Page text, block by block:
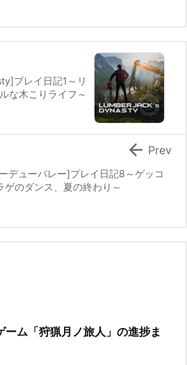
プレイ日記1～リ
な木こりライフ～
デューバレー]プレイ日記8～ゲッコ
ゲのダンス、夏の終わり～
 Prev
ーム「狩猟月ノ旅人」の進捗ま